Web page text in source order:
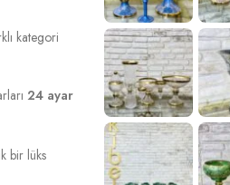
kategori
24 ayar
bir lüks